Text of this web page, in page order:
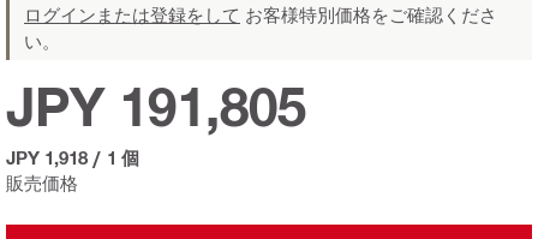
ログインまたは登録をして お客様特別価格をご確認くださ
い。
販売価格
JPY 191,805
JPY 1,918 / 1 個